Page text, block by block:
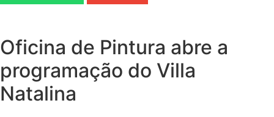
Oficina de Pintura abre a
programação do Villa
Natalina